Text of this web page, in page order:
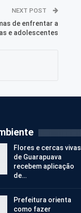
NEXT POST
de enfrentar a
e adolescentes
Flores e cercas vivas
de Guarapuava
recebem aplicação
de…
Prefeitura orienta
como fazer